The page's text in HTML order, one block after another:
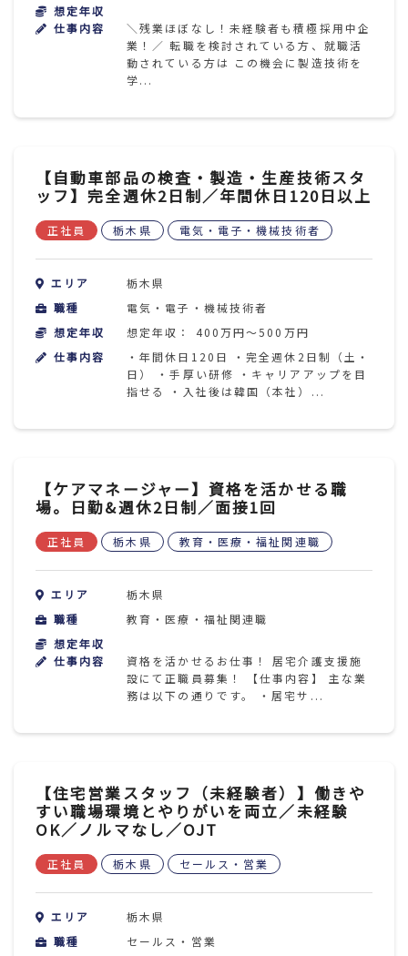
想定年収
仕事内容
＼残業ほぼなし！未経験者も積極採用中企
業！／ 転職を検討されている方、就職活
動されている方は この機会に製造技術を
学...
【自動車部品の検査・製造・生産技術スタ
ッフ】完全週休2日制／年間休日120日以上
正社員 栃木県 電気・電子・機械技術者
エリア
栃木県
職種
電気・電子・機械技術者
想定年収
想定年収： 400万円～500万円
仕事内容
・年間休日120日 ・完全週休2日制（土・
日） ・手厚い研修 ・キャリアアップを目
指せる ・入社後は韓国（本社）...
【ケアマネージャー】資格を活かせる職
場。日勤&週休2日制／面接1回
正社員 栃木県 教育・医療・福祉関連職
エリア
栃木県
職種
教育・医療・福祉関連職
想定年収
仕事内容
資格を活かせるお仕事！ 居宅介護支援施
設にて正職員募集！ 【仕事内容】 主な業
務は以下の通りです。 ・居宅サ...
【住宅営業スタッフ（未経験者）】働きや
すい職場環境とやりがいを両立／未経験
OK／ノルマなし／OJT
正社員 栃木県 セールス・営業
エリア
栃木県
職種
セールス・営業